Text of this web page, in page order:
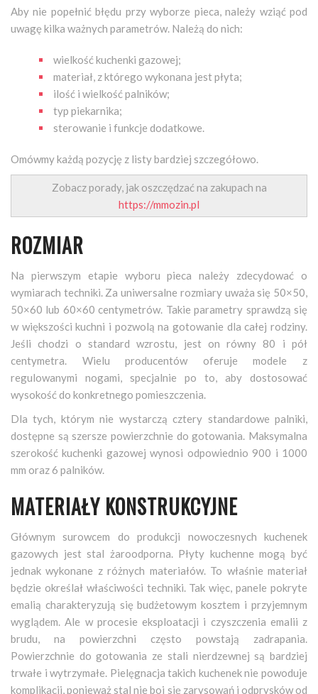
Aby nie popełnić błędu przy wyborze pieca, należy wziąć pod
uwagę kilka ważnych parametrów. Należą do nich:
wielkość kuchenki gazowej;
materiał, z którego wykonana jest płyta;
ilość i wielkość palników;
typ piekarnika;
sterowanie i funkcje dodatkowe.
Omówmy każdą pozycję z listy bardziej szczegółowo.
Zobacz porady, jak oszczędzać na zakupach na
https://mmozin.pl
ROZMIAR
Na pierwszym etapie wyboru pieca należy zdecydować o
wymiarach techniki. Za uniwersalne rozmiary uważa się 50×50,
50×60 lub 60×60 centymetrów. Takie parametry sprawdzą się
w większości kuchni i pozwolą na gotowanie dla całej rodziny.
Jeśli chodzi o standard wzrostu, jest on równy 80 i pół
centymetra. Wielu producentów oferuje modele z
regulowanymi nogami, specjalnie po to, aby dostosować
wysokość do konkretnego pomieszczenia.
Dla tych, którym nie wystarczą cztery standardowe palniki,
dostępne są szersze powierzchnie do gotowania. Maksymalna
szerokość kuchenki gazowej wynosi odpowiednio 900 i 1000
mm oraz 6 palników.
MATERIAŁY KONSTRUKCYJNE
Głównym surowcem do produkcji nowoczesnych kuchenek
gazowych jest stal żaroodporna. Płyty kuchenne mogą być
jednak wykonane z różnych materiałów. To właśnie materiał
będzie określał właściwości techniki. Tak więc, panele pokryte
emalią charakteryzują się budżetowym kosztem i przyjemnym
wyglądem. Ale w procesie eksploatacji i czyszczenia emalii z
brudu, na powierzchni często powstają zadrapania.
Powierzchnie do gotowania ze stali nierdzewnej są bardziej
trwałe i wytrzymałe. Pielęgnacja takich kuchenek nie powoduje
komplikacji, ponieważ stal nie boi się zarysowań i odprysków od